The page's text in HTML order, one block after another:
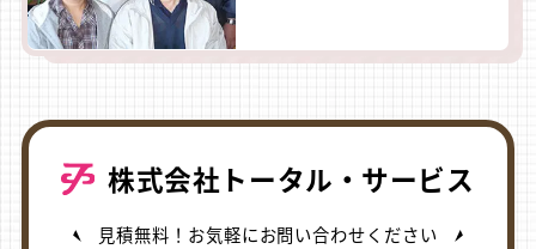
株式会社トータル・サービス
見積無料！お気軽にお問い合わせください